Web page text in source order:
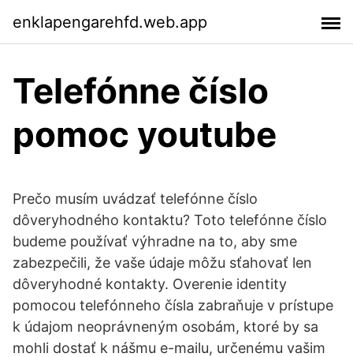
enklapengarehfd.web.app
Telefónne číslo
pomoc youtube
Prečo musím uvádzať telefónne číslo
dôveryhodného kontaktu? Toto telefónne číslo
budeme používať výhradne na to, aby sme
zabezpečili, že vaše údaje môžu sťahovať len
dôveryhodné kontakty. Overenie identity
pomocou telefónneho čísla zabraňuje v prístupe
k údajom neoprávneným osobám, ktoré by sa
mohli dostať k nášmu e-mailu, určenému vašim